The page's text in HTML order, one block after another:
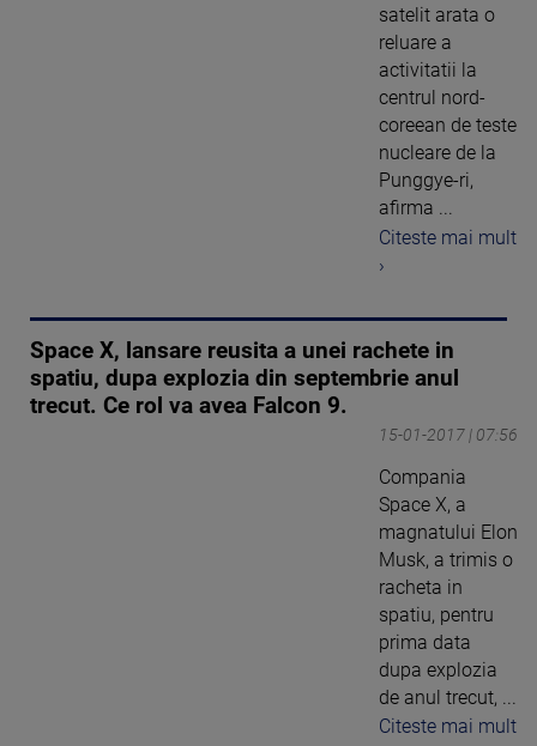
satelit arata o
reluare a
activitatii la
centrul nord-
coreean de teste
nucleare de la
Punggye-ri,
afirma ...
Citeste mai mult
›
Space X, lansare reusita a unei rachete in
spatiu, dupa explozia din septembrie anul
trecut. Ce rol va avea Falcon 9.
15-01-2017 | 07:56
Compania
Space X, a
magnatului Elon
Musk, a trimis o
racheta in
spatiu, pentru
prima data
dupa explozia
de anul trecut, ...
Citeste mai mult